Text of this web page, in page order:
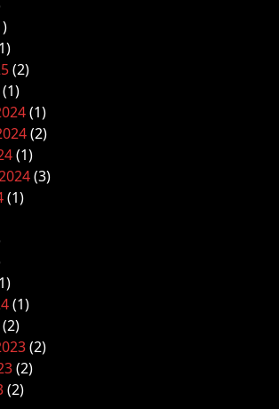
(2)
(1)
(1)
(2)
(1)
(3)
(1)
(1)
(2)
(2)
(2)
(2)